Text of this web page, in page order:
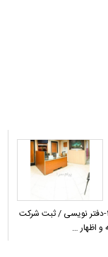
مقدماتی تا پیشرفته ۲-دفتر نویسی / ثبت شرکت